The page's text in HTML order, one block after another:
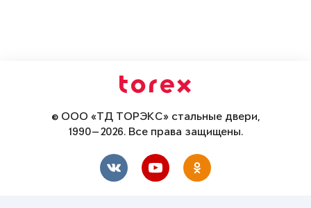
© ООО «ТД ТОРЭКС» стальные двери,
1990—2026. Все права защищены.